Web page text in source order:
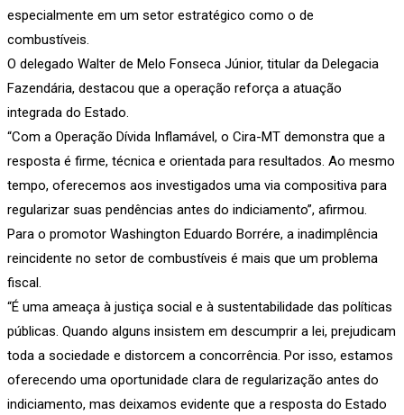
especialmente em um setor estratégico como o de
combustíveis.
O delegado Walter de Melo Fonseca Júnior, titular da Delegacia
Fazendária, destacou que a operação reforça a atuação
integrada do Estado.
“Com a Operação Dívida Inflamável, o Cira-MT demonstra que a
resposta é firme, técnica e orientada para resultados. Ao mesmo
tempo, oferecemos aos investigados uma via compositiva para
regularizar suas pendências antes do indiciamento”, afirmou.
Para o promotor Washington Eduardo Borrére, a inadimplência
reincidente no setor de combustíveis é mais que um problema
fiscal.
“É uma ameaça à justiça social e à sustentabilidade das políticas
públicas. Quando alguns insistem em descumprir a lei, prejudicam
toda a sociedade e distorcem a concorrência. Por isso, estamos
oferecendo uma oportunidade clara de regularização antes do
indiciamento, mas deixamos evidente que a resposta do Estado